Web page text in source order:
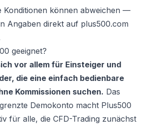
Konditionen können abweichen —
Angaben direkt auf plus500.com
geeignet?
vor allem für Einsteiger und
die eine einfach bedienbare
Kommissionen suchen. Das
Demokonto macht Plus500
für alle, die CFD-Trading zunächst